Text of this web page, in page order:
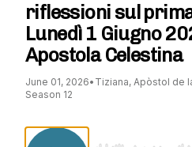
riflessioni sul
Lunedì 1 Giugno
Apostola Celestina
June 01, 2026• Tiziana, Apòstol de
Season 12